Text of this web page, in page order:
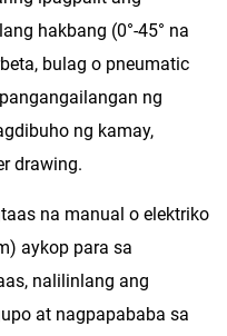
hakbang (0°-45° na
bulag o pneumatic
ng
ng kamay,
drawing.
na manual o elektriko
aykop para sa
nalilinlang ang
at nagpapababa sa